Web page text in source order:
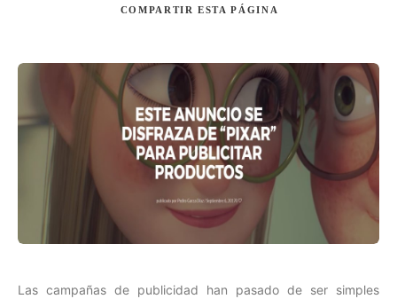
COMPARTIR ESTA PÁGINA
Las campañas de publicidad han pasado de ser simples